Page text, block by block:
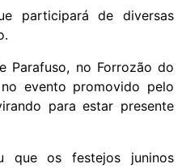
participará de diversas
Parafuso, no Forrozão do
evento promovido pelo
para estar presente
que os festejos juninos